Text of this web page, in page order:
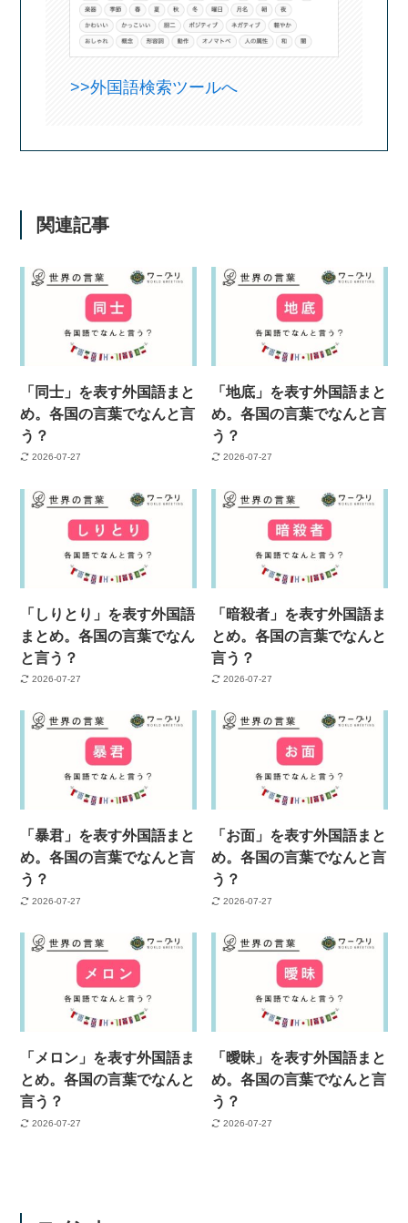
>>外国語検索ツールへ
関連記事
「同士」を表す外国語まと
め。各国の言葉でなんと言
う？
2026-07-27
「地底」を表す外国語まと
め。各国の言葉でなんと言
う？
2026-07-27
「しりとり」を表す外国語
まとめ。各国の言葉でなん
と言う？
2026-07-27
「暗殺者」を表す外国語ま
とめ。各国の言葉でなんと
言う？
2026-07-27
「暴君」を表す外国語まと
め。各国の言葉でなんと言
う？
2026-07-27
「お面」を表す外国語まと
め。各国の言葉でなんと言
う？
2026-07-27
「メロン」を表す外国語ま
とめ。各国の言葉でなんと
言う？
2026-07-27
「曖昧」を表す外国語まと
め。各国の言葉でなんと言
う？
2026-07-27